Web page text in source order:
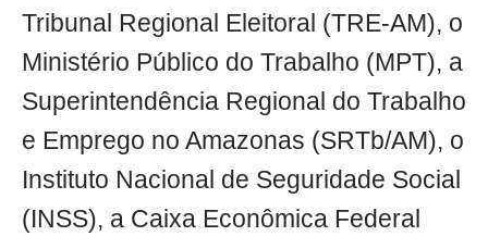
Tribunal Regional Eleitoral (TRE-AM), o
Ministério Público do Trabalho (MPT), a
Superintendência Regional do Trabalho
e Emprego no Amazonas (SRTb/AM), o
Instituto Nacional de Seguridade Social
(INSS), a Caixa Econômica Federal